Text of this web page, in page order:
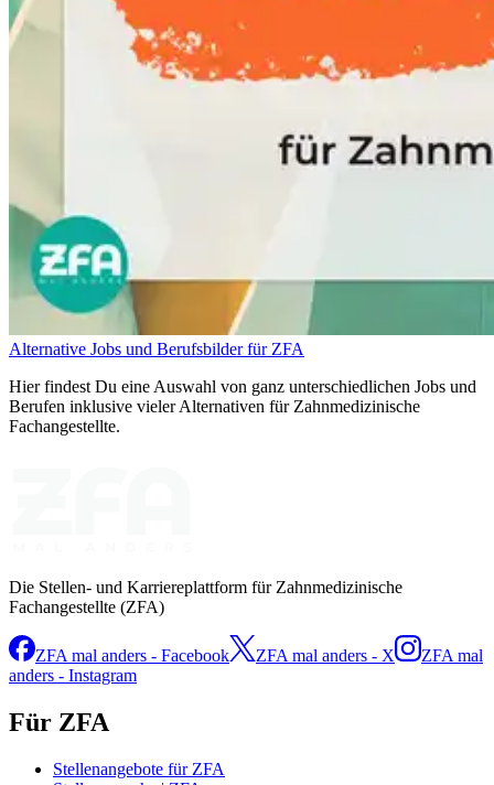
Alternative Jobs und Berufsbilder für ZFA
Hier findest Du eine Auswahl von ganz unterschiedlichen Jobs und
Berufen inklusive vieler Alternativen für Zahnmedizinische
Fachangestellte.
Die Stellen- und Karriereplattform für Zahnmedizinische
Fachangestellte (ZFA)
ZFA mal anders - Facebook ZFA mal anders - X
ZFA mal
anders - Instagram
Für ZFA
Stellenangebote für ZFA